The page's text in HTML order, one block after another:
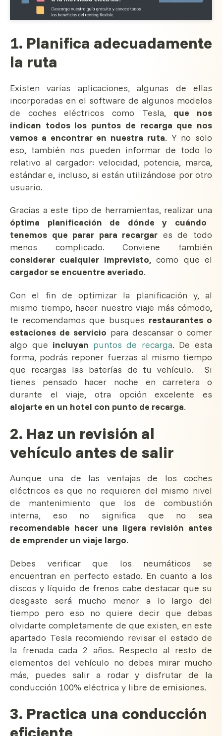
1. Planifica adecuadamente
la ruta
Existen varias aplicaciones, algunas de ellas
incorporadas en el software de algunos modelos
de coches eléctricos como Tesla, que nos
indican todos los puntos de recarga que nos
vamos a encontrar en nuestra ruta. Y no solo
eso, también nos pueden informar de todo lo
relativo al cargador: velocidad, potencia, marca,
estándar e, incluso, si están utilizándose por otro
usuario.
Gracias a este tipo de herramientas, realizar una
óptima planificación de dónde y cuándo
tenemos que parar para recargar es de todo
menos complicado. Conviene también
considerar cualquier imprevisto, como que el
cargador se encuentre averiado.
Con el fin de optimizar la planificación y, al
mismo tiempo, hacer nuestro viaje más cómodo,
te recomendamos que busques restaurantes o
estaciones de servicio para descansar o comer
algo que incluyan puntos de recarga. De esta
forma, podrás reponer fuerzas al mismo tiempo
que recargas las baterías de tu vehículo. Si
tienes pensado hacer noche en carretera o
durante el viaje, otra opción excelente es
alojarte en un hotel con punto de recarga.
2. Haz un revisión al
vehículo antes de salir
Aunque una de las ventajas de los coches
eléctricos es que no requieren del mismo nivel
de mantenimiento que los de combustión
interna, eso no significa que no sea
recomendable hacer una ligera revisión antes
de emprender un viaje largo.
Debes verificar que los neumáticos se
encuentran en perfecto estado. En cuanto a los
discos y líquido de frenos cabe destacar que su
desgaste será mucho menor a lo largo del
tiempo pero eso no quiere decir que debas
olvidarte completamente de que existen, en este
apartado Tesla recomiendo revisar el estado de
la frenada cada 2 años. Respecto al resto de
elementos del vehículo no debes mirar mucho
más, puedes salir a rodar y disfrutar de la
conducción 100% eléctrica y libre de emisiones.
3. Practica una conducción